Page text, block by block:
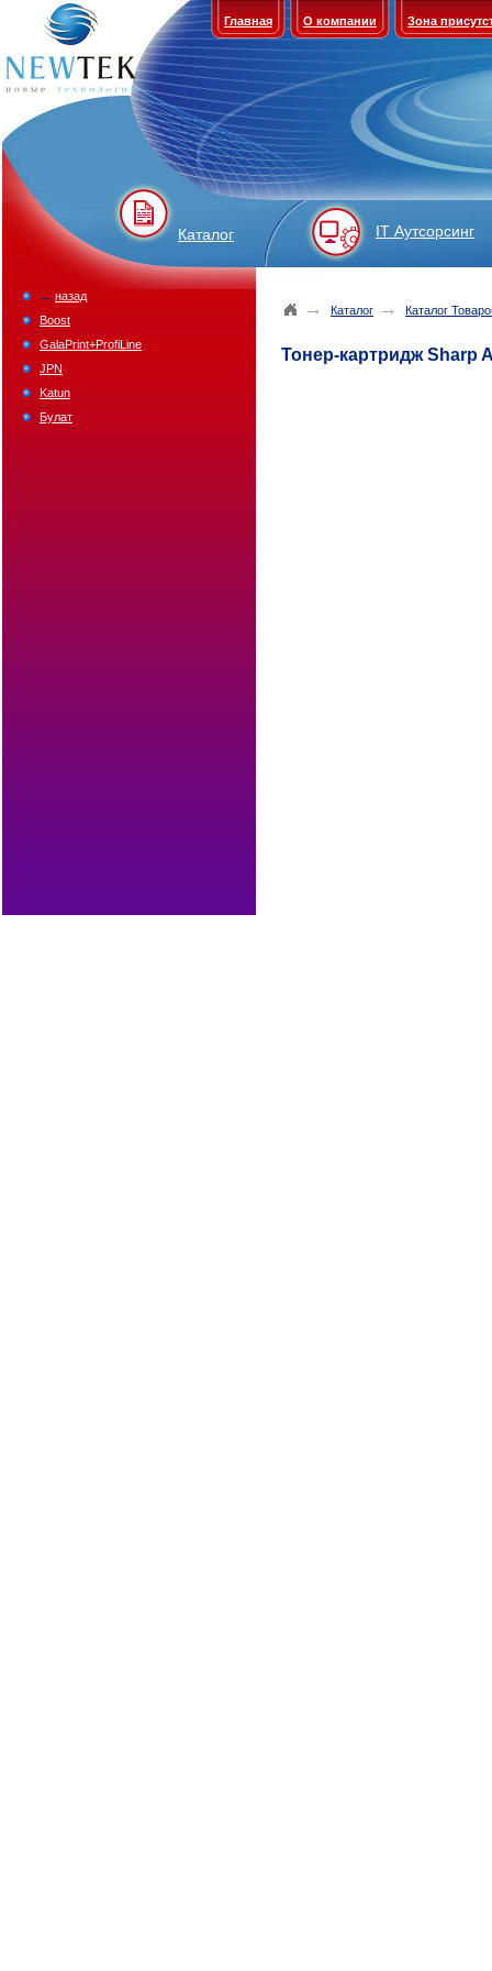
Главная О компании Зона
Каталог IT Аутсорсинг
→ Каталог → Каталог
Тонер-картридж Sharp
← назад
Boost
GalaPrint+ProfiLine
JPN
Katun
Булат